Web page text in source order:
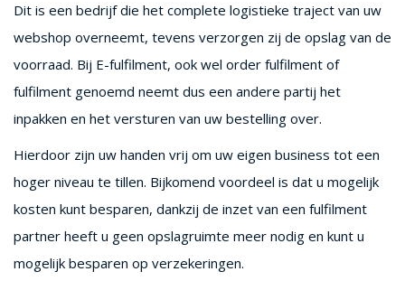
Dit is een bedrijf die het complete logistieke traject van uw
webshop overneemt, tevens verzorgen zij de opslag van de
voorraad. Bij E-fulfilment, ook wel order fulfilment of
fulfilment genoemd neemt dus een andere partij het
inpakken en het versturen van uw bestelling over.
Hierdoor zijn uw handen vrij om uw eigen business tot een
hoger niveau te tillen. Bijkomend voordeel is dat u mogelijk
kosten kunt besparen, dankzij de inzet van een fulfilment
partner heeft u geen opslagruimte meer nodig en kunt u
mogelijk besparen op verzekeringen.